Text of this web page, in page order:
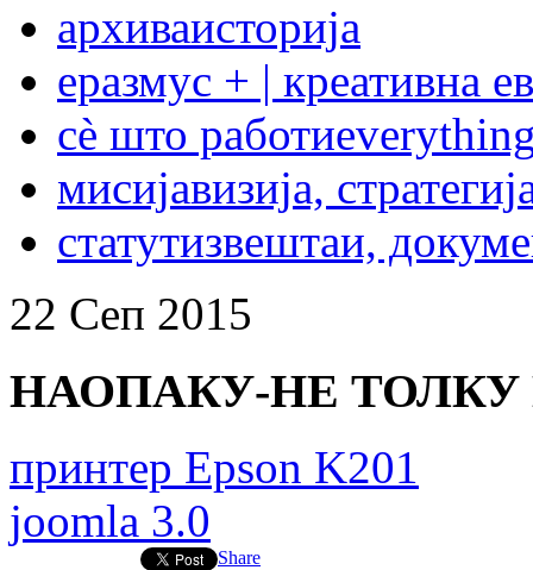
архиваисторија
еразмус + | креативна
сѐ што работи
мисијавизија,
статутизвештаи,
22 Сеп 2015
НАОПАКУ-НЕ
принтер Epson K201
joomla 3.0
Share